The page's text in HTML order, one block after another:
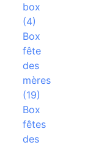
box
(4)
Box
fête
des
mères
(19)
Box
fêtes
des